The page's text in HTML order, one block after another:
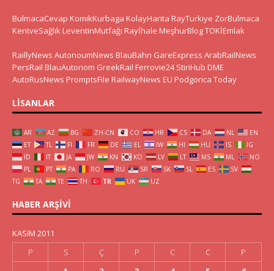
BulmacaCevap KomikKurbaga KolayHarita RayTurkiye ZorBulmaca
KentveSağlık LeventinMutfağı Rayİhale MeşhurBlogTOKİEmlak
RaillyNews AutonoumNews BlauBahn GareExpress ArabRailNews
PersRail BlauAutonom GreekRail Ferrovie24 StiriHub DME
AutoRusNews PromptsFile RailwayNews EU Podgorica Today
LISANLAR
AR AZ BG ZH-CN CO HR CS DA NL
EN
ET
TL FI FR DE EL IW HI HU IS
IG
ID
IT JA JW KN KO LV LT MS ML
NO
PL
PT PA RO RU SR SK SL ES
SV
TG
TA TE TH TR UK UZ
HABER ARŞIVI
KASIM 2011
P
S Ç P C C
P